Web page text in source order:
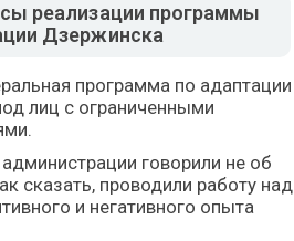
реализации программы
Дзержинска
программа по адаптации
лиц с ограниченными
говорили не об
сказать, проводили работу над
и негативного опыта